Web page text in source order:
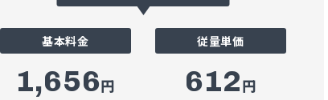
基本料金
1,656円
従量単価
612円